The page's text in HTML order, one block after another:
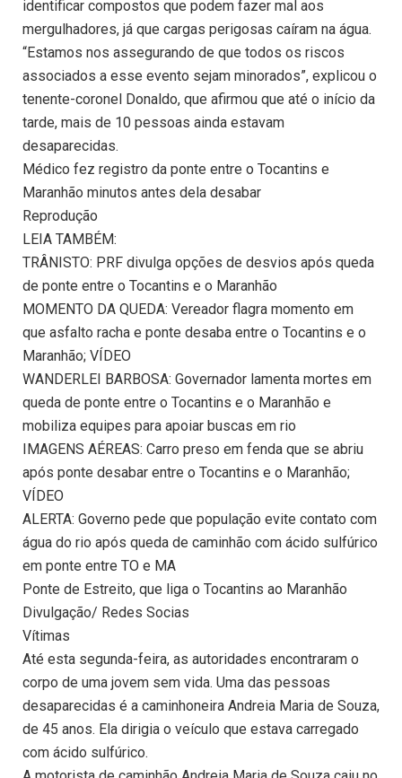
identificar compostos que podem fazer mal aos
mergulhadores, já que cargas perigosas caíram na água.
“Estamos nos assegurando de que todos os riscos
associados a esse evento sejam minorados”, explicou o
tenente-coronel Donaldo, que afirmou que até o início da
tarde, mais de 10 pessoas ainda estavam
desaparecidas.
Médico fez registro da ponte entre o Tocantins e
Maranhão minutos antes dela desabar
Reprodução
LEIA TAMBÉM:
TRÂNISTO: PRF divulga opções de desvios após queda
de ponte entre o Tocantins e o Maranhão
MOMENTO DA QUEDA: Vereador flagra momento em
que asfalto racha e ponte desaba entre o Tocantins e o
Maranhão; VÍDEO
WANDERLEI BARBOSA: Governador lamenta mortes em
queda de ponte entre o Tocantins e o Maranhão e
mobiliza equipes para apoiar buscas em rio
IMAGENS AÉREAS: Carro preso em fenda que se abriu
após ponte desabar entre o Tocantins e o Maranhão;
VÍDEO
ALERTA: Governo pede que população evite contato com
água do rio após queda de caminhão com ácido sulfúrico
em ponte entre TO e MA
Ponte de Estreito, que liga o Tocantins ao Maranhão
Divulgação/ Redes Socias
Vítimas
Até esta segunda-feira, as autoridades encontraram o
corpo de uma jovem sem vida. Uma das pessoas
desaparecidas é a caminhoneira Andreia Maria de Souza,
de 45 anos. Ela dirigia o veículo que estava carregado
com ácido sulfúrico.